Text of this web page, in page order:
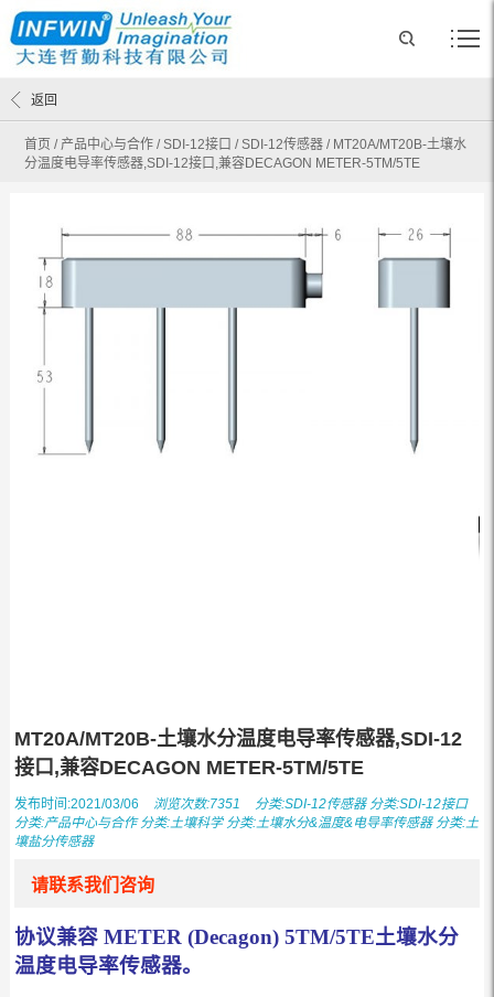
首页 / 产品中心与合作 /SDI-12接口 /SDI-12传感器 / MT20A/MT20B-土壤水
分温度电导率传感器,SDI-12接口,兼容DECAGON METER-5TM/5TE
返回
MT20A/MT20B-土壤水分温度电导率传感器,SDI-12
接口,兼容DECAGON METER-5TM/5TE
发布时间:2021/03/06 浏览次数:7351 分类:SDI-12传感器分类:SDI-12接口
分类:产品中心与合作分类:土壤科学分类:土壤水分&温度&电导率传感器分类:土
壤盐分传感器
请联系我们咨询
协议兼容 METER (Decagon) 5TM/5TE土壤水分
温度电导率传感器。